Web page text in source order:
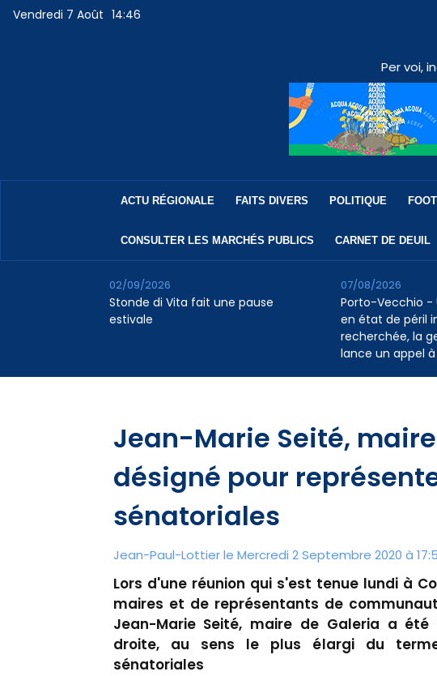
Vendredi 7 Août 14:46
Per voi,
ACTU RÉGIONALE FAITS DIVERS POLITIQUE
CONSULTER LES MARCHÉS PUBLICS CARNET DE DEUIL
Stonde di Vita fait une pause
estivale
02/09/2026
Porto-Vecchio -
en état de péril
recherchée, la
lance un appel
07/08/2026
Jean-Marie Seité,
désigné pour
sénatoriales
Jean-Paul-Lottier le Mercredi 2 Septembre 2020 à
Lors d'une réunion qui s'est tenue lundi à
maires et de représentants de
Jean-Marie Seité, maire de Galeria a
droite, au sens le plus élargi du
sénatoriales